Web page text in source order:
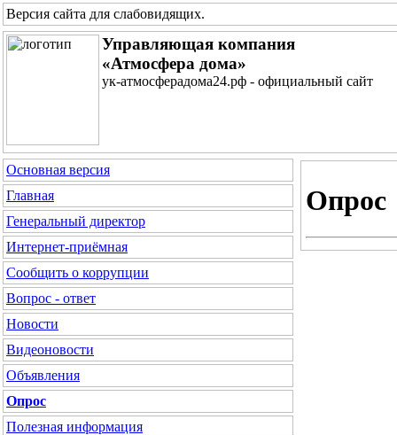
Версия сайта для слабовидящих.
Управляющая компания
«Атмосфера дома»
ук-атмосферадома24.рф - официальный сайт
Основная версия
Главная
Генеральный директор
Интернет-приёмная
Сообщить о коррупции
Вопрос - ответ
Новости
Видеоновости
Объявления
Опрос
Полезная информация
Опрос